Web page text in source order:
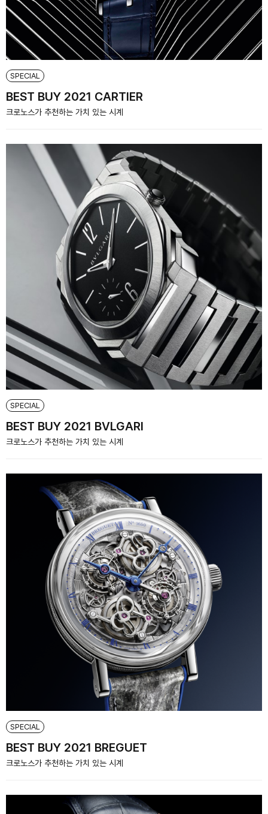
SPECIAL
BEST BUY 2021 CARTIER
크로노스가 추천하는 가치 있는 시계
SPECIAL
BEST BUY 2021 BVLGARI
크로노스가 추천하는 가치 있는 시계
SPECIAL
BEST BUY 2021 BREGUET
크로노스가 추천하는 가치 있는 시계